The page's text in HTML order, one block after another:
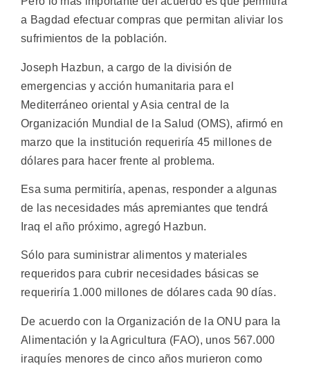
a Bagdad efectuar compras que permitan aliviar los
sufrimientos de la población.
Joseph Hazbun, a cargo de la división de
emergencias y acción humanitaria para el
Mediterráneo oriental y Asia central de la
Organización Mundial de la Salud (OMS), afirmó en
marzo que la institución requeriría 45 millones de
dólares para hacer frente al problema.
Esa suma permitiría, apenas, responder a algunas
de las necesidades más apremiantes que tendrá
Iraq el año próximo, agregó Hazbun.
Sólo para suministrar alimentos y materiales
requeridos para cubrir necesidades básicas se
requeriría 1.000 millones de dólares cada 90 días.
De acuerdo con la Organización de la ONU para la
Alimentación y la Agricultura (FAO), unos 567.000
iraquíes menores de cinco años murieron como